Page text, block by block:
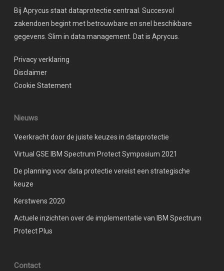
Bij Aprycus staat dataprotectie centraal. Succesvol
zakendoen begint met betrouwbare en snel beschikbare
gegevens. Slim in data management. Dat is Aprycus.
Privacy verklaring
Disclaimer
Cookie Statement
Nieuws
Veerkracht door de juiste keuzes in dataprotectie
Virtual GSE IBM Spectrum Protect Symposium 2021
De planning voor data protectie vereist een strategische
keuze
Kerstwens 2020
Actuele inzichten over de implementatie van IBM Spectrum
Protect Plus
Contact